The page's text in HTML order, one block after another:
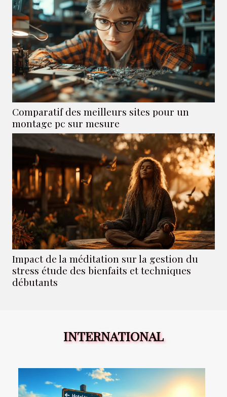
Comparatif des meilleurs sites pour un
montage pc sur mesure
Impact de la méditation sur la gestion du
stress étude des bienfaits et techniques
débutants
INTERNATIONAL